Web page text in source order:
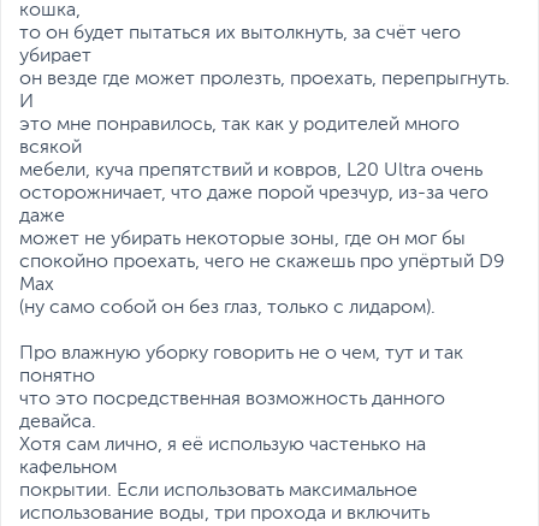
кошка,
то он будет пытаться их вытолкнуть, за счёт чего
убирает
он везде где может пролезть, проехать, перепрыгнуть.
И
это мне понравилось, так как у родителей много
всякой
мебели, куча препятствий и ковров, L20 Ultra очень
осторожничает, что даже порой чрезчур, из-за чего
даже
может не убирать некоторые зоны, где он мог бы
спокойно проехать, чего не скажешь про упёртый D9
Max
(ну само собой он без глаз, только с лидаром).
Про влажную уборку говорить не о чем, тут и так
понятно
что это посредственная возможность данного
девайса.
Хотя сам лично, я её использую частенько на
кафельном
покрытии. Если использовать максимальное
использование воды, три прохода и включить